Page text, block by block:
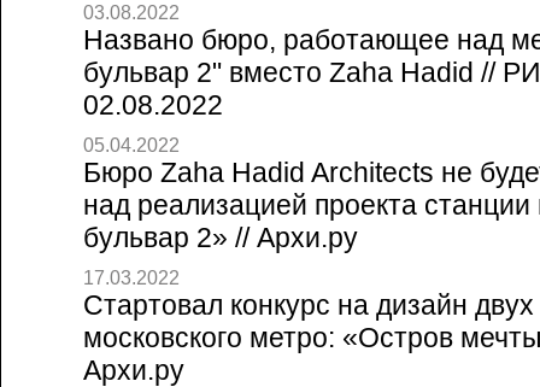
03.08.2022
Названо бюро, работающее над
бульвар 2" вместо Zaha Hadid //
02.08.2022
05.04.2022
Бюро Zaha Hadid Architects не
над реализацией проекта
бульвар 2» // Архи.ру
17.03.2022
Стартовал конкурс на дизайн
московского метро: «Остров
Архи.ру